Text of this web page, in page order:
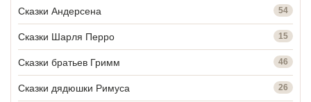
Сказки Андерсена 54
Сказки Шарля Перро 15
Сказки братьев Гримм 46
Сказки дядюшки Римуса 26